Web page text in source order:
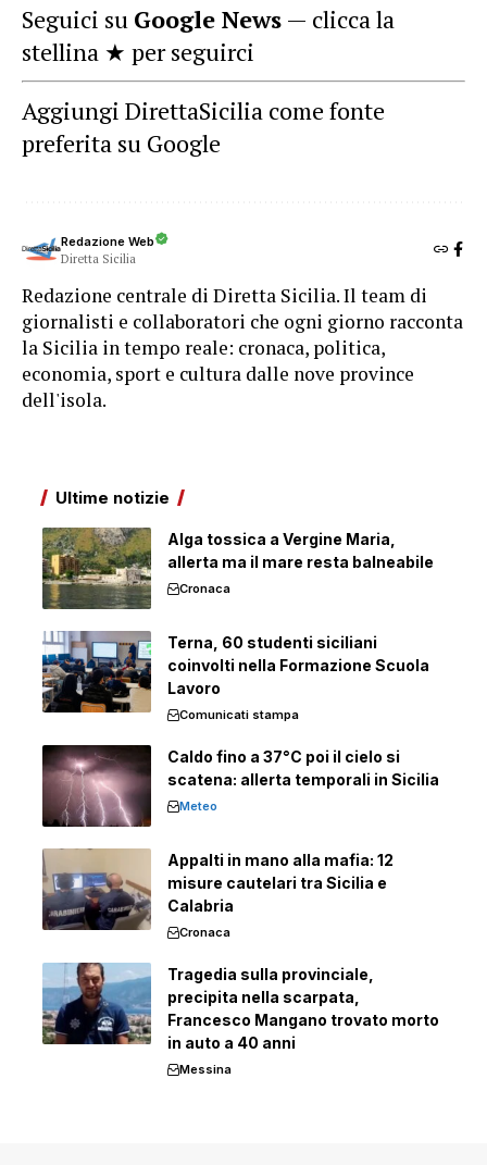
Seguici su Google News — clicca la
stellina ★ per seguirci
Aggiungi DirettaSicilia come fonte
preferita su Google
Redazione Web
Diretta Sicilia
Redazione centrale di Diretta Sicilia. Il team di
giornalisti e collaboratori che ogni giorno racconta
la Sicilia in tempo reale: cronaca, politica,
economia, sport e cultura dalle nove province
dell'isola.
Ultime notizie
Alga tossica a Vergine Maria,
allerta ma il mare resta balneabile
Cronaca
Terna, 60 studenti siciliani
coinvolti nella Formazione Scuola
Lavoro
Comunicati stampa
Caldo fino a 37°C poi il cielo si
scatena: allerta temporali in Sicilia
Meteo
Appalti in mano alla mafia: 12
misure cautelari tra Sicilia e
Calabria
Cronaca
Tragedia sulla provinciale,
precipita nella scarpata,
Francesco Mangano trovato morto
in auto a 40 anni
Messina